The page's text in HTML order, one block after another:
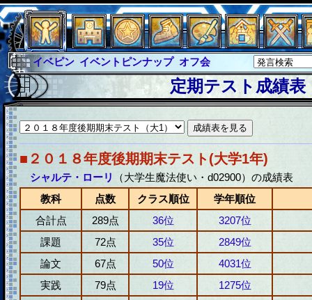
イベピン イベントピンナップ オフ会
グラシャ
グラシャ・ラボラス
グローバルジャスティス サイキックハーツ
サイキックハーツ大戦 シュラウド ソロモン
ファイナル アブソーバー
定期テスト成績表
■２０１８年度後期期末テスト(大学1年)
シャルテ・ローリ
（大学生魔法使い・d02900）の成績表
教科
点数 クラス順位
学年順位
合計点
289点 36位
3207位
課題
72点 35位 2849位
論文
67点 50位 4031位
実践
79点 19位 1275位